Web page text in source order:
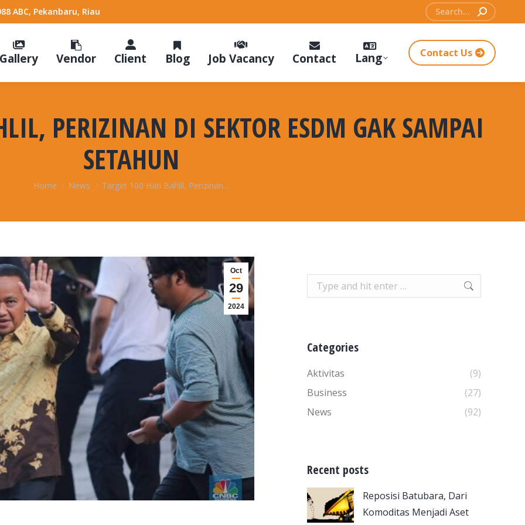
ABC, Pekanbaru, Riau Search:
Vendor Client Blog Job Vacancy Contact Lang Contact Us
PERIZINAN DI SEKTOR ESDM GAK SAMPAI
SETAHUN
You are here:
Home News Target 100 Hari Bahlil, Perizinan…
Oct
29
2024
Search:
Categories
Aktivitas
(9)
Business
(27)
News
(92)
Recent posts
Reposisi Batubara, Dari
Komoditas Menjadi Aset